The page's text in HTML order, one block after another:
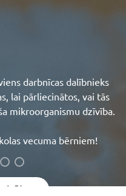
darbnīcas dalībnieks
lai pārliecinātos, vai tās
mikroorganismu dzīvība.
vecuma bērniem!